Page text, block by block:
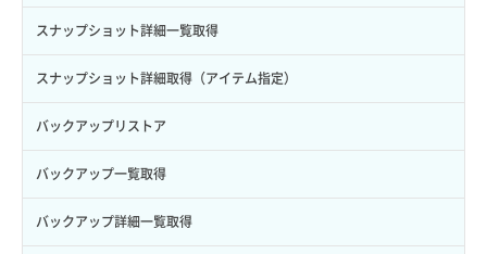
サブユーザーにロールを紐づけ
サブユーザー一覧取得
サブユーザー作成
サブユーザー削除
サブユーザー更新
スナップショット詳細一覧取得
スナップショット詳細取得（アイテム指定）
バックアップリストア
バックアップ一覧取得
バックアップ詳細一覧取得